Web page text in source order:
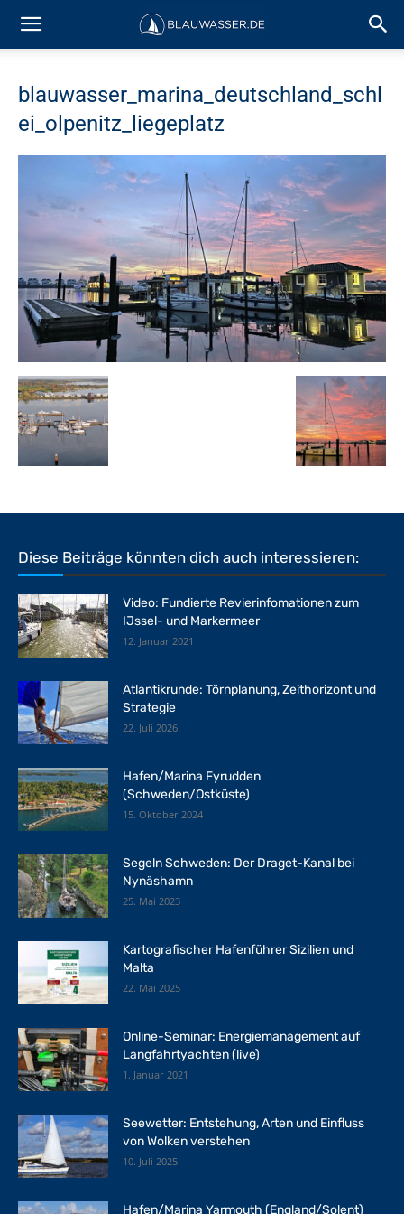
blauwasser_marina_deutschland_schl
ei_olpenitz_liegeplatz
Diese Beiträge könnten dich auch interessieren:
Video: Fundierte Revierinfomationen zum
IJssel- und Markermeer
12. Januar 2021
Atlantikrunde: Törnplanung, Zeithorizont und
Strategie
22. Juli 2026
Hafen/Marina Fyrudden
(Schweden/Ostküste)
15. Oktober 2024
Segeln Schweden: Der Draget-Kanal bei
Nynäshamn
25. Mai 2023
Kartografischer Hafenführer Sizilien und
Malta
22. Mai 2025
Online-Seminar: Energiemanagement auf
Langfahrtyachten (live)
1. Januar 2021
Seewetter: Entstehung, Arten und Einfluss
von Wolken verstehen
10. Juli 2025
Hafen/Marina Yarmouth (England/Solent)